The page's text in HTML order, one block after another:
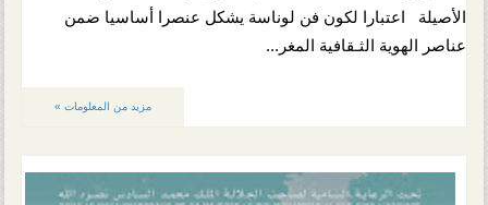
الأصيلة اعتبارا لكون فن لوناسة يشكل عنصرا أساسيا ضمن
عناصر الهوية الثـقافية المغر...
مزيد من المعلومات »